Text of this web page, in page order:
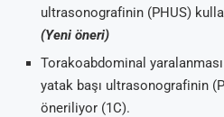
ultrasonografinin (PHUS)
(Yeni öneri)
Torakoabdominal
yatak başı ultrasonografinin
öneriliyor (1C).